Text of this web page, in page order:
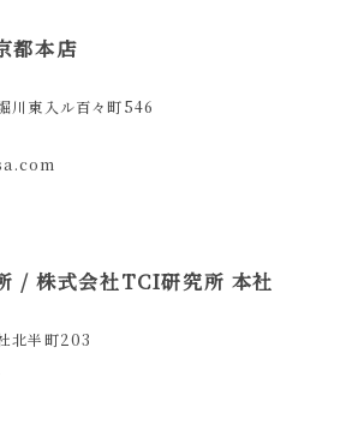
都本店
川東入ル百々町546
/ 株式会社TCI研究所 本社
北半町203